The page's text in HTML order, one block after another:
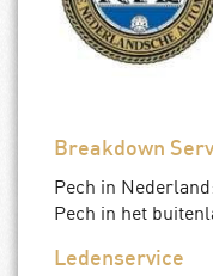
Breakdown
Pech in
Pech in het
Ledenservice